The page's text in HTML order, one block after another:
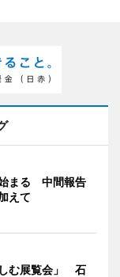
始まる 中間報告
えて
む展覧会」 石